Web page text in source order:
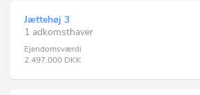
Jættehøj 3
1 adkomsthaver
Ejendomsværdi
2.497.000 DKK